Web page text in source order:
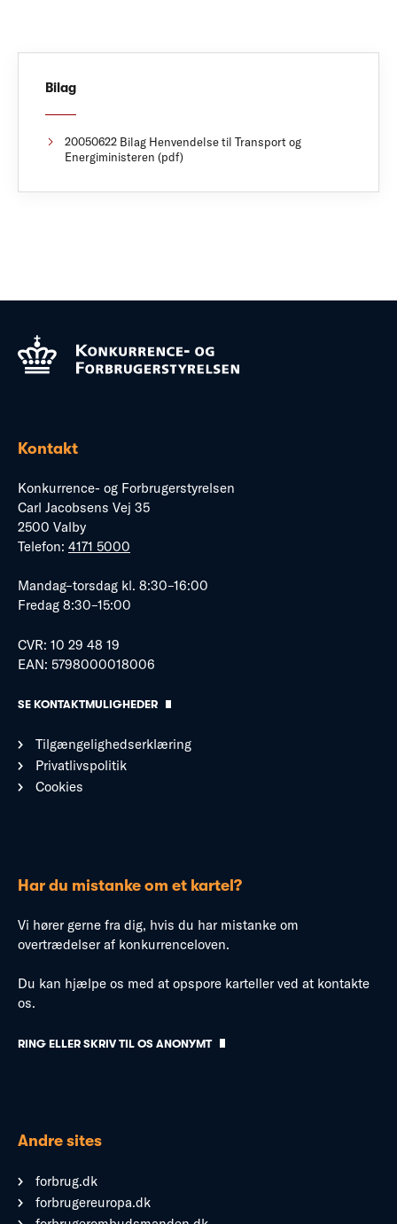
Bilag
20050622 Bilag Henvendelse til Transport og
Energiministeren (pdf)
Kontakt
Konkurrence- og Forbrugerstyrelsen
Carl Jacobsens Vej 35
2500 Valby
Telefon: 4171 5000
Mandag–torsdag kl. 8:30–16:00
Fredag 8:30–15:00
CVR: 10 29 48 19
EAN: 5798000018006
SE KONTAKTMULIGHEDER
Tilgængelighedserklæring
Privatlivspolitik
Cookies
Har du mistanke om et kartel?
Vi hører gerne fra dig, hvis du har mistanke om
overtrædelser af konkurrenceloven.
Du kan hjælpe os med at opspore karteller ved at kontakte
os.
RING ELLER SKRIV TIL OS ANONYMT
Andre sites
forbrug.dk
forbrugereuropa.dk